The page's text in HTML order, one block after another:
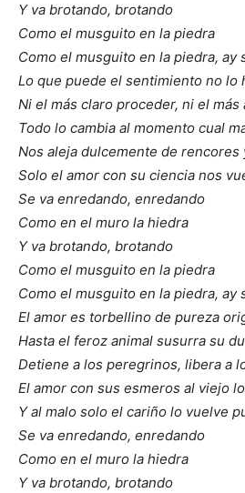
Y va brotando, brotando
Como el musguito en la piedra
Como el musguito en la piedra, ay
Lo que puede el sentimiento no lo
Ni el más claro proceder, ni el
Todo lo cambia al momento cual
Nos aleja dulcemente de rencores
Solo el amor con su ciencia nos
Se va enredando, enredando
Como en el muro la hiedra
Y va brotando, brotando
Como el musguito en la piedra
Como el musguito en la piedra, ay
El amor es torbellino de pureza
Hasta el feroz animal susurra su
Detiene a los peregrinos, libera a
El amor con sus esmeros al viejo
Y al malo solo el cariño lo vuelve
Se va enredando, enredando
Como en el muro la hiedra
Y va brotando, brotando